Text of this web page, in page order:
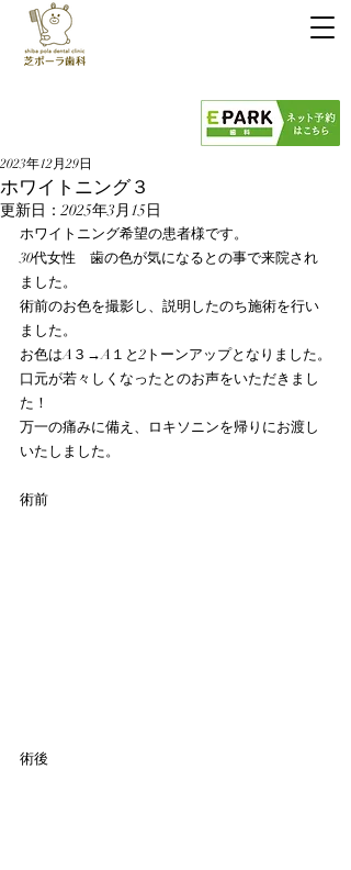
ホワイトニング３
2023年12月29日
更新日：2025年3月15日
ホワイトニング希望の患者様です。
30代女性　歯の色が気になるとの事で来院され
ました。
術前のお色を撮影し、説明したのち施術を行い
ました。
お色はA３→A１と2トーンアップとなりました。
口元が若々しくなったとのお声をいただきまし
た！
万一の痛みに備え、ロキソニンを帰りにお渡し
いたしました。
術前
術後